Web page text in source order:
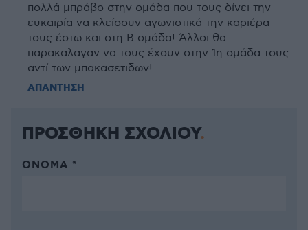
πολλά μπράβο στην ομάδα που τους δίνει την
ευκαιρία να κλείσουν αγωνιστικά την καριέρα
τους έστω και στη Β ομάδα! Άλλοι θα
παρακαλαγαν να τους έχουν στην 1η ομάδα τους
αντί των μπακασετιδων!
ΑΠΑΝΤΗΣΗ
ΠΡΟΣΘΗΚΗ ΣΧΟΛΙΟΥ
ΌΝΟΜΑ *